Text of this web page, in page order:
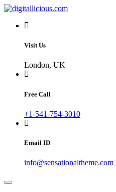
Skip
content
digitallicious.com
Sharing Digital Information
Visit Us
London, UK
Free Call
+1-541-754-3010
Email ID
info@sensationaltheme.com